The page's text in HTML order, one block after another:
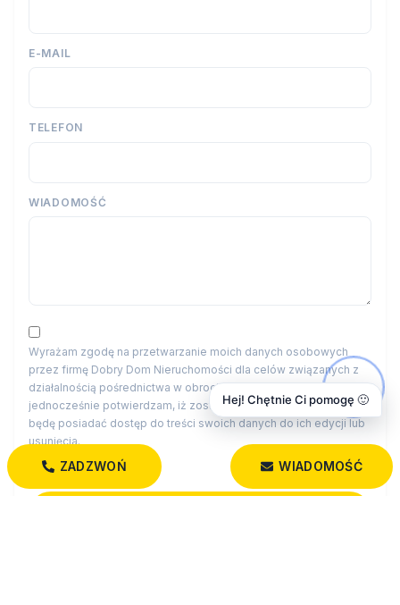
E-MAIL
TELEFON
WIADOMOŚĆ
Wyrażam zgodę na przetwarzanie moich danych osobowych
przez firmę Dobry Dom Nieruchomości dla celów związanych z
działalnością pośrednictwa w obrocie nieruchomościami,
jednocześnie potwierdzam, iż zostałem poinformowany o tym, iż
będę posiadać dostęp do treści swoich danych do ich edycji lub
usunięcia.
ZADZWOŃ WIADOMOŚĆ
Hej! Chętnie Ci pomogę 🙂